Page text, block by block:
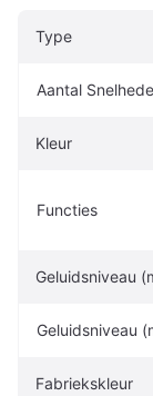
Type
Aantal
Kleur
Functies
Geluidsniveau
Geluidsniveau
Fabriekskleur